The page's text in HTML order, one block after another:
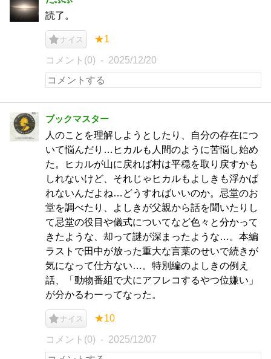
読了。
ナイス ★1
コメント(0) 2025/12/20
ブックマスター
人のことを理解しようとしたり、自分の存在につ
いて悩んだり…ヒカルも人間のように苦悩し始め
た。ヒカルが山に戻れば村は平穏を取り戻すかも
しれないけど、それじゃヒカルもよしきも浮かば
れないんだよね…どうすればいいのか。忌堂のお
堂を調べたり、よしきが父親から話を聞いたりし
て忌堂の役目や儀式についてなど色々と分かって
きたような、却って謎が深まったような…。本編
ラストで田中が放った重大な言葉のせいで続きが
気になって仕方ない…。特別編のよしきの例え
話、「動物番組で犬にアフレコするやつ位嫌い」
が分かるわーってなった。
ナイス ★10
コメント(0) 2025/12/07